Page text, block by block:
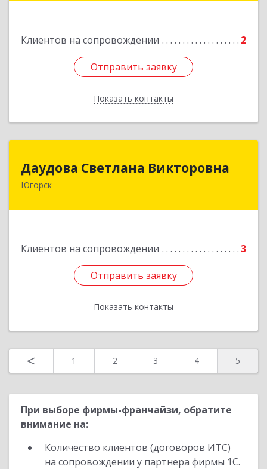
Клиентов на сопровождении 2
Отправить заявку
Показать контакты
Отправить заявку
Назад
Даудова Светлана Викторовна
Югорск
Клиентов на сопровождении 3
Отправить заявку
Показать контакты
Отправить заявку
Назад
< 1 2 3 4 5
При выборе фирмы-франчайзи, обратите
внимание на:
Количество клиентов (договоров ИТС)
на сопровождении у партнера фирмы 1С.